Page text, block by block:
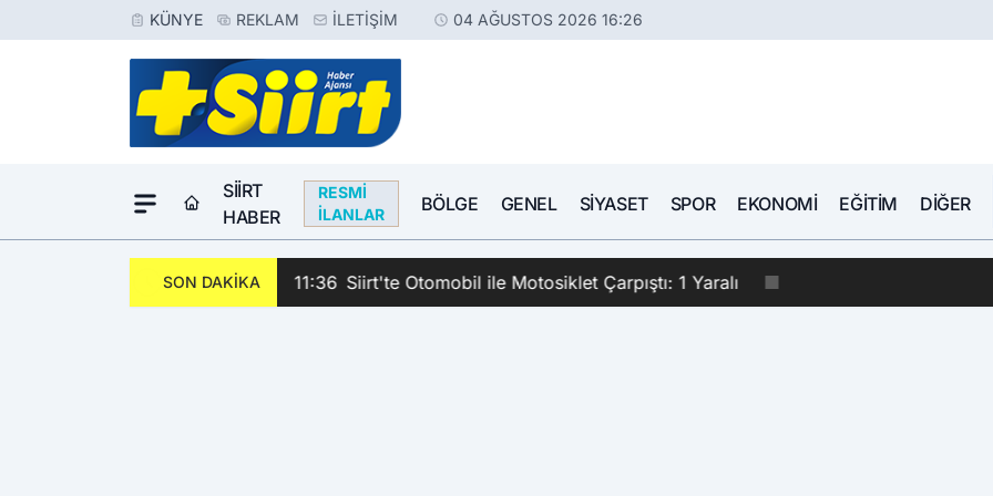
KÜNYE REKLAM İLETIŞIM 04 AĞUSTOS 2026 16:26
SIIRT
HABER
RESMI
İLANLAR
BÖLGE GENEL SIYASET SPOR EKONOMI EĞITIM DIĞER
SON DAKİKA 11:36 Siirt'te Otomobil ile Motosiklet Çarpıştı: 1 Yaralı